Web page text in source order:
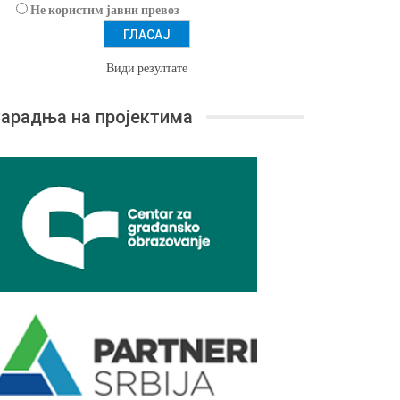
Не користим јавни превоз
Види резултате
на пројектима